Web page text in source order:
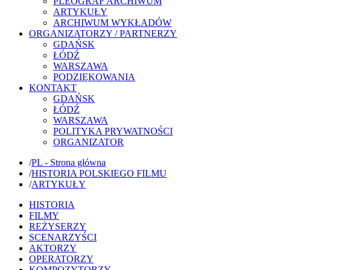
ARTYKUŁY
ARCHIWUM WYKŁADÓW
ORGANIZATORZY / PARTNERZY
GDAŃSK
ŁÓDŹ
WARSZAWA
PODZIĘKOWANIA
KONTAKT
GDAŃSK
ŁÓDŹ
WARSZAWA
POLITYKA PRYWATNOŚCI
ORGANIZATOR
/PL - Strona główna
/HISTORIA POLSKIEGO FILMU
/ARTYKUŁY
HISTORIA
FILMY
REŻYSERZY
SCENARZYŚCI
AKTORZY
OPERATORZY